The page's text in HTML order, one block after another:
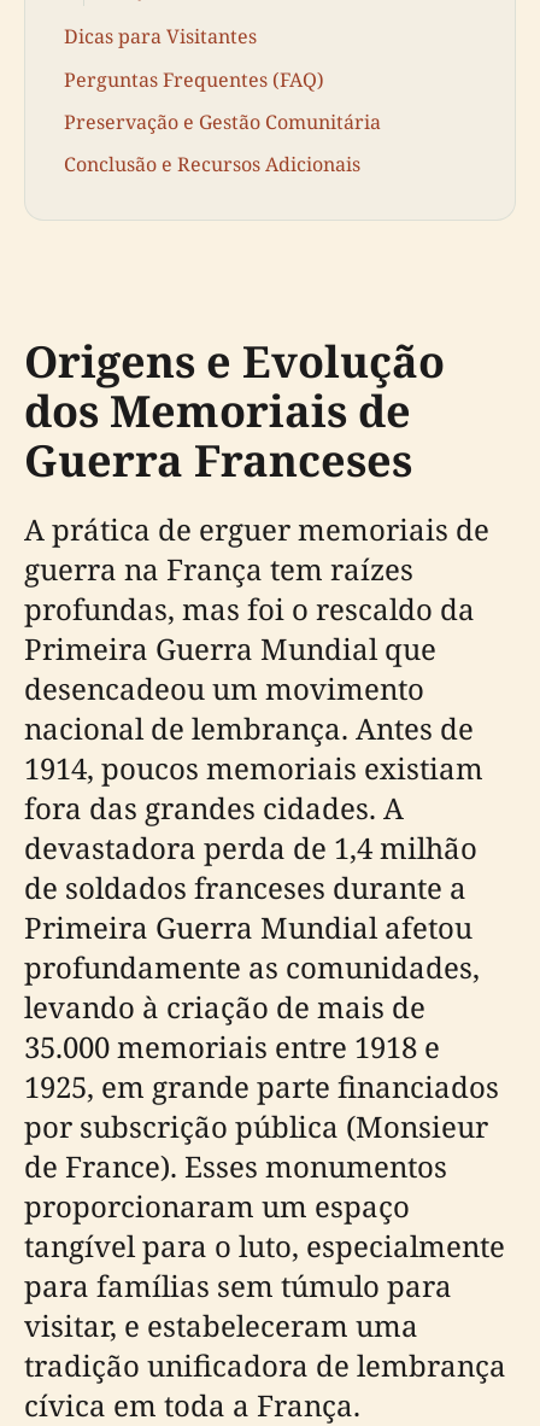
Dicas para Visitantes
Perguntas Frequentes (FAQ)
Preservação e Gestão Comunitária
Conclusão e Recursos Adicionais
Origens e Evolução
dos Memoriais de
Guerra Franceses
A prática de erguer memoriais de
guerra na França tem raízes
profundas, mas foi o rescaldo da
Primeira Guerra Mundial que
desencadeou um movimento
nacional de lembrança. Antes de
1914, poucos memoriais existiam
fora das grandes cidades. A
devastadora perda de 1,4 milhão
de soldados franceses durante a
Primeira Guerra Mundial afetou
profundamente as comunidades,
levando à criação de mais de
35.000 memoriais entre 1918 e
1925, em grande parte financiados
por subscrição pública (Monsieur
de France). Esses monumentos
proporcionaram um espaço
tangível para o luto, especialmente
para famílias sem túmulo para
visitar, e estabeleceram uma
tradição unificadora de lembrança
cívica em toda a França.